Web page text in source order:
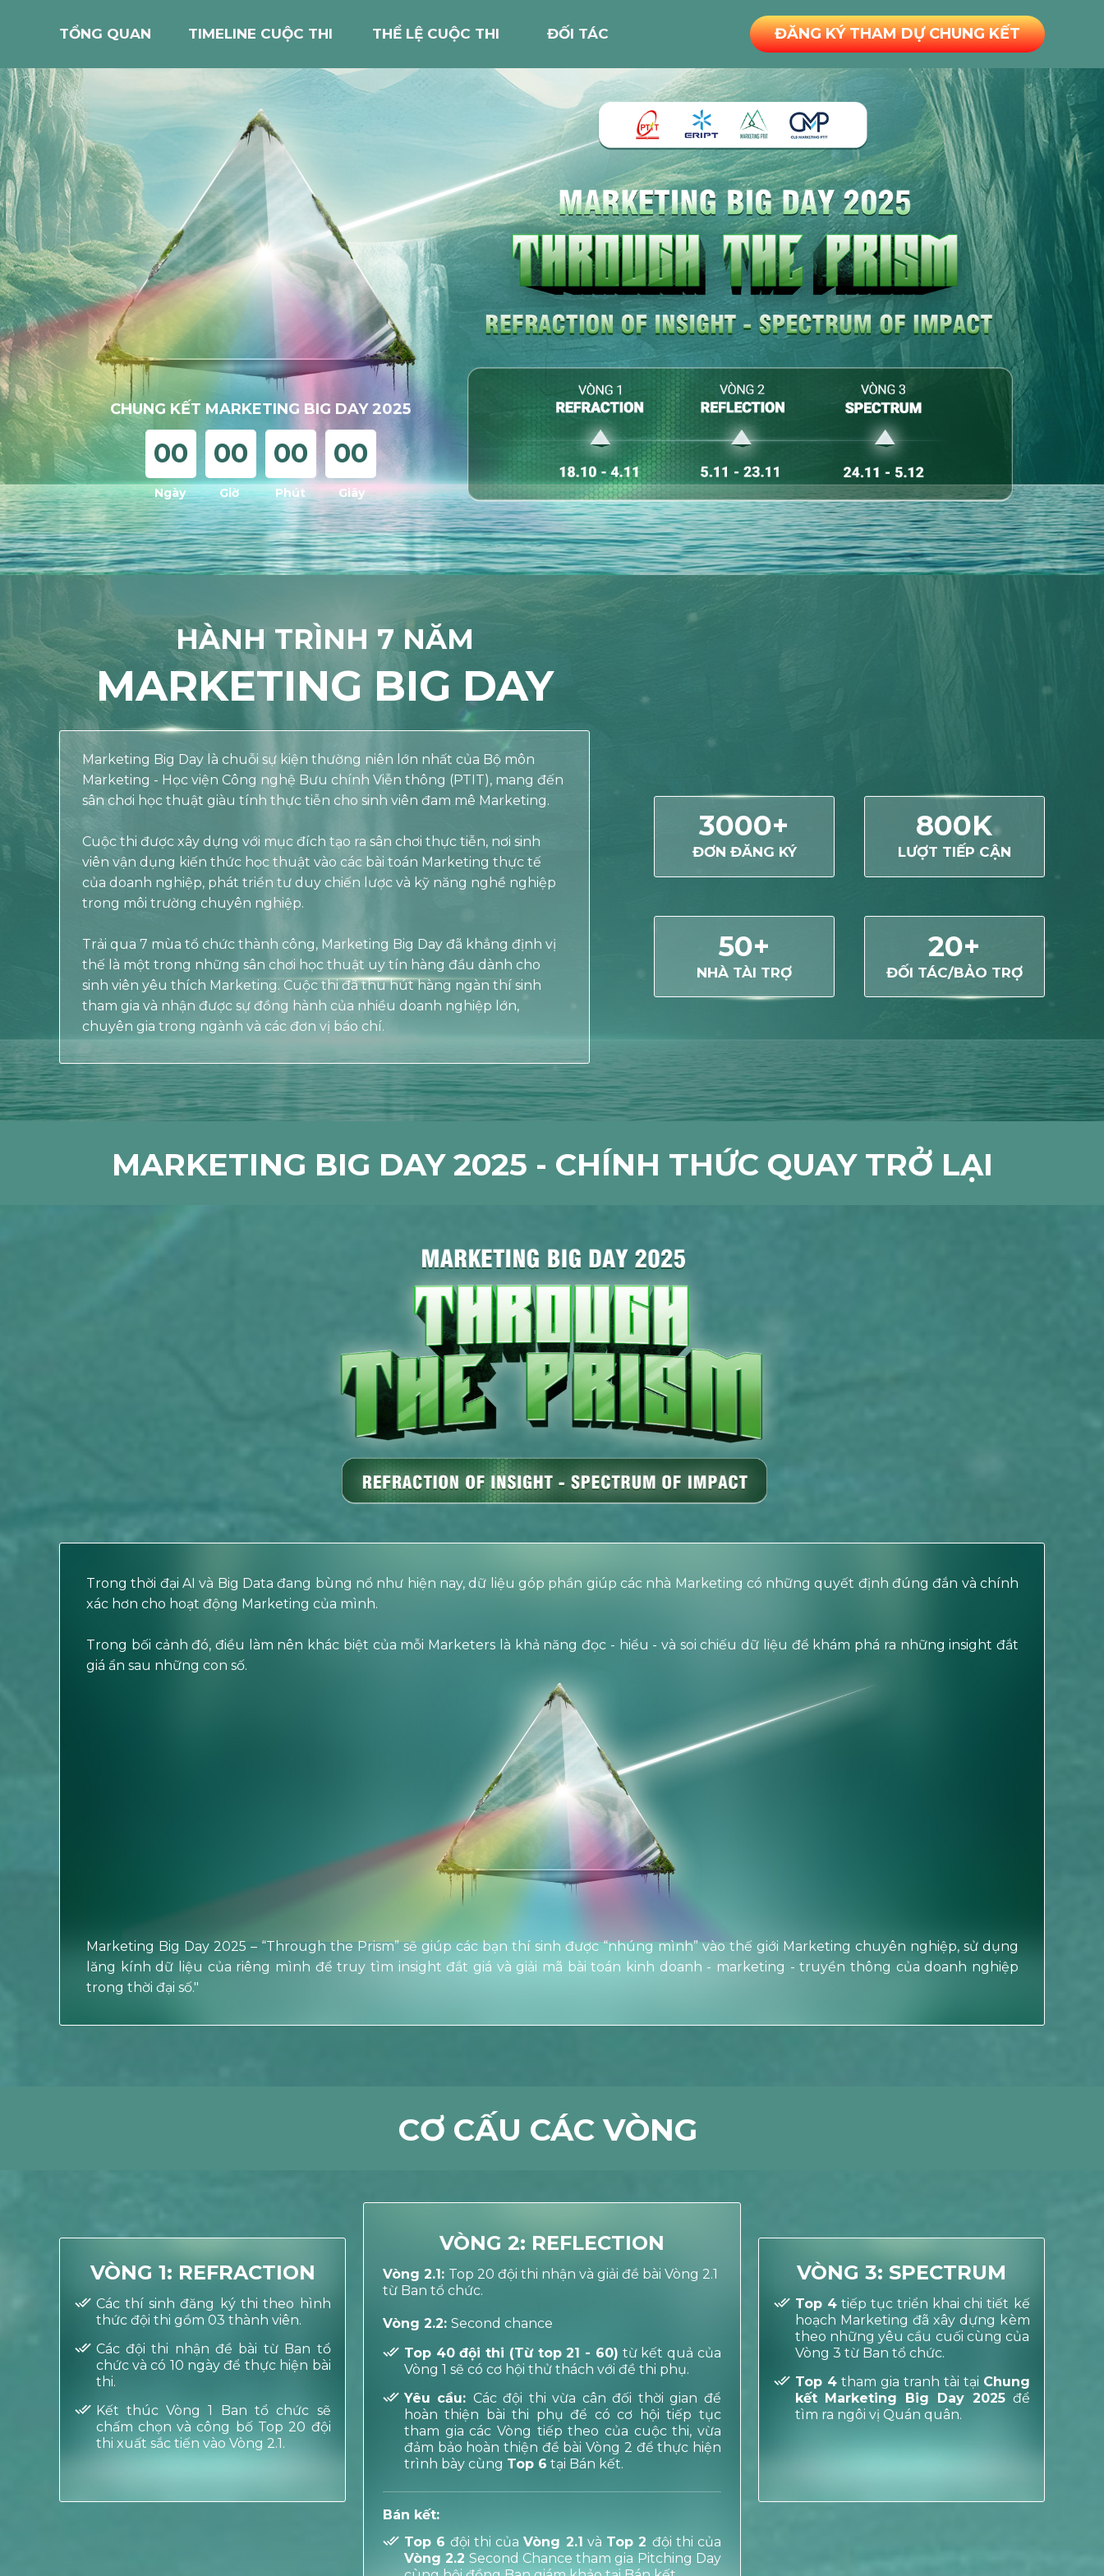
ĐĂNG KÝ THAM DỰ CHUNG KẾT
TỔNG QUAN THỂ LỆ CUỘC THI
TIMELINE CUỘC THI ĐỐI TÁC
CHUNG KẾT MARKETING BIG DAY 2025
00 00 00 00
Ngày Giờ Phút Giây
Marketing Big Day là chuỗi sự kiện thường niên lớn nhất của Bộ môn
Marketing - Học viện Công nghệ Bưu chính Viễn thông (PTIT), mang đến
sân chơi học thuật giàu tính thực tiễn cho sinh viên đam mê Marketing.
Cuộc thi được xây dựng với mục đích tạo ra sân chơi thực tiễn, nơi sinh
viên vận dụng kiến thức học thuật vào các bài toán Marketing thực tế
của doanh nghiệp, phát triển tư duy chiến lược và kỹ năng nghề nghiệp
trong môi trường chuyên nghiệp.
Trải qua 7 mùa tổ chức thành công, Marketing Big Day đã khẳng định vị
thế là một trong những sân chơi học thuật uy tín hàng đầu dành cho
sinh viên yêu thích Marketing. Cuộc thi đã thu hút hàng ngàn thí sinh
tham gia và nhận được sự đồng hành của nhiều doanh nghiệp lớn,
chuyên gia trong ngành và các đơn vị báo chí.
HÀNH TRÌNH 7 NĂM
MARKETING BIG DAY
3000+
ĐƠN ĐĂNG KÝ
800K
LƯỢT TIẾP CẬN
50+
NHÀ TÀI TRỢ
20+
ĐỐI TÁC/BẢO TRỢ
MARKETING BIG DAY 2025 - CHÍNH THỨC QUAY TRỞ LẠI
Trong thời đại AI và Big Data đang bùng nổ như hiện nay, dữ liệu góp phần giúp các nhà Marketing có những quyết định đúng đắn và chính
xác hơn cho hoạt động Marketing của mình.
Trong bối cảnh đó, điều làm nên khác biệt của mỗi Marketers là khả năng đọc - hiểu - và soi chiếu dữ liệu để khám phá ra những insight đắt
giá ẩn sau những con số.
Marketing Big Day 2025 – “Through the Prism” sẽ giúp các bạn thí sinh được “nhúng mình” vào thế giới Marketing chuyên nghiệp, sử dụng
lăng kính dữ liệu của riêng mình để truy tìm insight đắt giá và giải mã bài toán kinh doanh - marketing - truyền thông của doanh nghiệp
trong thời đại số."
CƠ CẤU CÁC VÒNG
VÒNG 1: REFRACTION
Các thí sinh đăng ký thi theo hình
thức đội thi gồm 03 thành viên.
Các đội thi nhận đề bài từ Ban tổ
chức và có 10 ngày để thực hiện bài
thi.
Kết thúc Vòng 1 Ban tổ chức sẽ
chấm chọn và công bố Top 20 đội
thi xuất sắc tiến vào Vòng 2.1.
VÒNG 3: SPECTRUM
Top 4tiếp tục triển khai chi tiết kế
hoạch Marketing đã xây dựng kèm
theo những yêu cầu cuối cùng của
Vòng 3 từ Ban tổ chức.
Top 4tham gia tranh tài tại Chung
kết Marketing Big Day 2025để
tìm ra ngôi vị Quán quân.
VÒNG 2: REFLECTION
Top 40 đội thi (Từ top 21 - 60) từ kết quả của
Vòng 1 sẽ có cơ hội thử thách với đề thi phụ.
Yêu cầu: Các đội thi vừa cân đối thời gian để
hoàn thiện bài thi phụ để có cơ hội tiếp tục
tham gia các Vòng tiếp theo của cuộc thi, vừa
đảm bảo hoàn thiện đề bài Vòng 2 để thực hiện
trình bày cùng Top 6 tại Bán kết.
Vòng 2.1: Top 20 đội thi nhận và giải đề bài Vòng 2.1
từ Ban tổ chức.
Vòng 2.2:Second chance
Top 6 đội thi củaVòng 2.1 và Top 2 đội thi của
Vòng 2.2 Second Chance tham gia Pitching Day
Bán kết: